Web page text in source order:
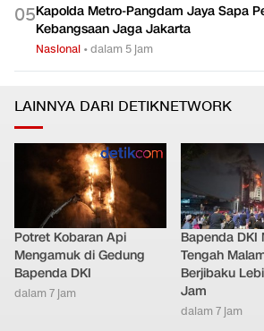
05Kapolda Metro-Pangdam Jaya Sapa
Kebangsaan Jaga Jakarta
Nasional •dalam 5 jam
LAINNYA DARI DETIKNETWORK
Potret Kobaran Api
Mengamuk di Gedung
Bapenda DKI
dalam 7 jam
Bapenda DKI
Tengah
Berjibaku
Jam
dalam 7 jam